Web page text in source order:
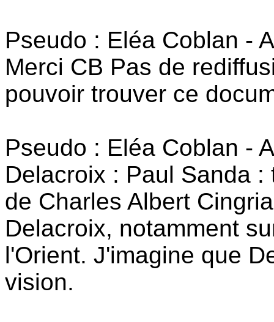
Pseudo : Eléa Coblan -
Merci CB Pas de
pouvoir trouver ce
Pseudo : Eléa Coblan -
Delacroix : Paul Sanda
de Charles Albert
Delacroix, notamment
l'Orient. J'imagine que
vision.